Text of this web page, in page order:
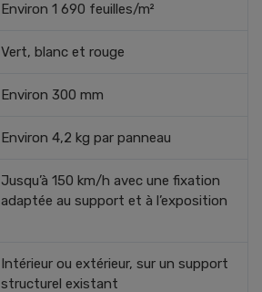
Environ 1 690 feuilles/m²
Vert, blanc et rouge
Environ 300 mm
Environ 4,2 kg par panneau
Jusqu’à 150 km/h avec une fixation
adaptée au support et à l’exposition
Intérieur ou extérieur, sur un support
structurel existant